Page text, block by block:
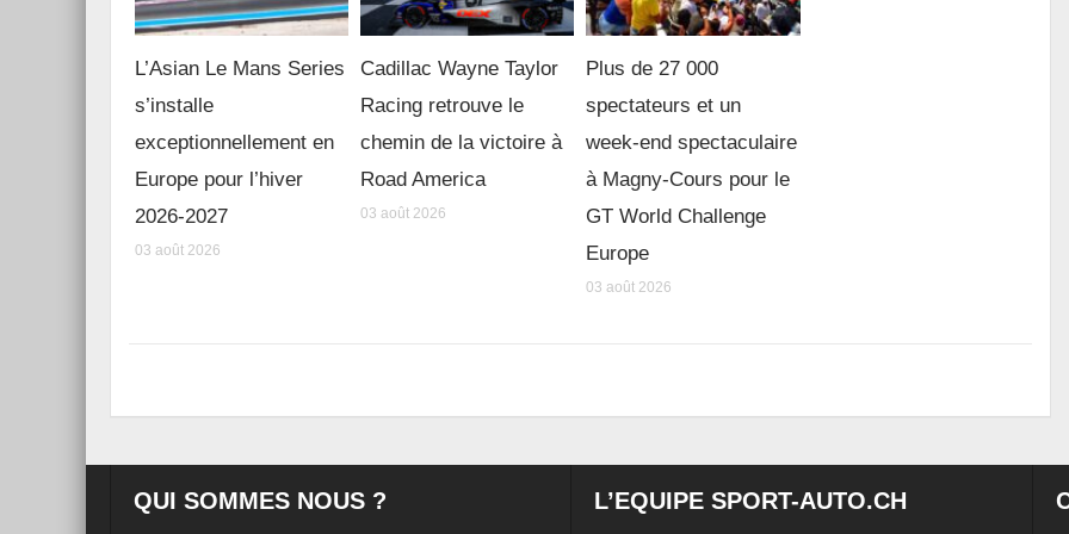
L’Asian Le Mans Series
s’installe
exceptionnellement en
Europe pour l’hiver
2026-2027
03 août 2026
Cadillac Wayne Taylor
Racing retrouve le
chemin de la victoire à
Road America
03 août 2026
Plus de 27 000
spectateurs et un
week-end spectaculaire
à Magny-Cours pour le
GT World Challenge
Europe
03 août 2026
QUI SOMMES NOUS ? L’EQUIPE SPORT-AUTO.CH